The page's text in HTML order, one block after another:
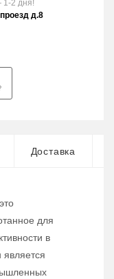
1-2 дня!
д.8
Доставка
для
в
является